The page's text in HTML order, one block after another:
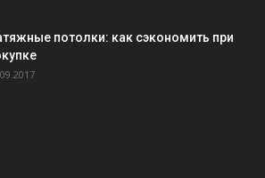
потолки: как сэкономить при